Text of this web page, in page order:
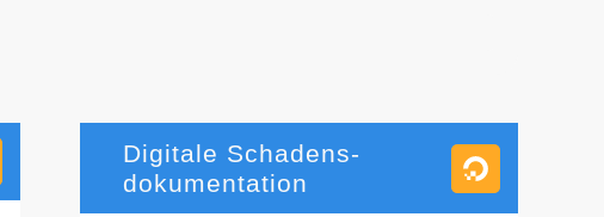
Digitale Schadens-
dokumentation